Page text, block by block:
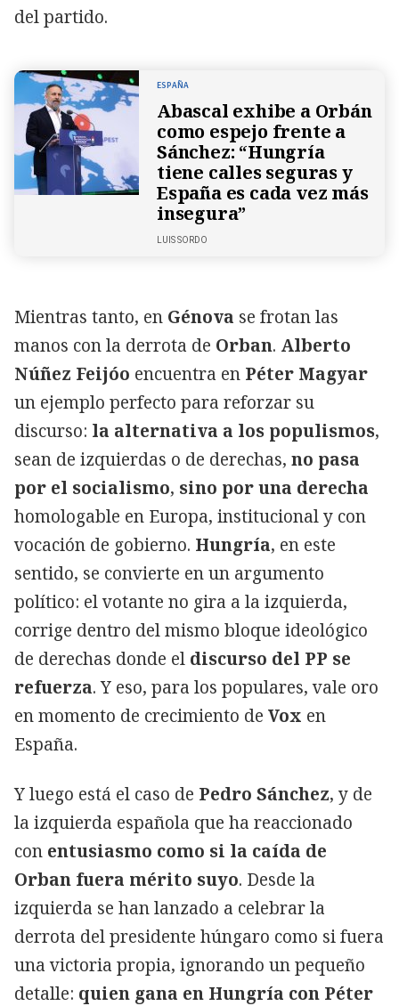
del partido.
ESPAÑA
Abascal exhibe a Orbán
como espejo frente a
Sánchez: “Hungría
tiene calles seguras y
España es cada vez más
insegura”
LUIS SORDO
Mientras tanto, en Génova se frotan las
manos con la derrota de Orban. Alberto
Núñez Feijóo encuentra en Péter Magyar
un ejemplo perfecto para reforzar su
discurso: la alternativa a los populismos,
sean de izquierdas o de derechas, no pasa
por el socialismo, sino por una derecha
homologable en Europa, institucional y con
vocación de gobierno. Hungría, en este
sentido, se convierte en un argumento
político: el votante no gira a la izquierda,
corrige dentro del mismo bloque ideológico
de derechas donde el discurso del PP se
refuerza. Y eso, para los populares, vale oro
en momento de crecimiento de Vox en
España.
Y luego está el caso de Pedro Sánchez, y de
la izquierda española que ha reaccionado
con entusiasmo como si la caída de
Orban fuera mérito suyo. Desde la
izquierda se han lanzado a celebrar la
derrota del presidente húngaro como si fuera
una victoria propia, ignorando un pequeño
detalle: quien gana en Hungría con Péter